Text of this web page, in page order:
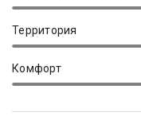
Территория
Комфорт